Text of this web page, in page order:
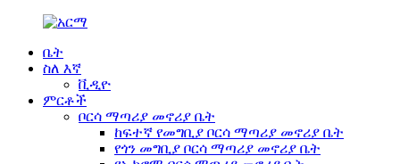
ቤት
ስለ እኛ
ቪዲዮ
ምርቶች
ቦርሳ ማጣሪያ መኖሪያ ቤት
ከፍተኛ የመግቢያ ቦርሳ ማጣሪያ መኖሪያ ቤት
የጎን መግቢያ ቦርሳ ማጣሪያ መኖሪያ ቤት